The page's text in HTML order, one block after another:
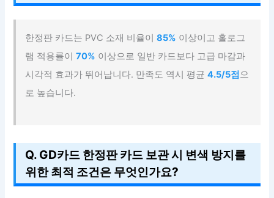
한정판 카드는 PVC 소재 비율이85% 이상이고 홀로그
램 적용률이70% 이상으로 일반 카드보다 고급 마감과
시각적 효과가 뛰어납니다. 만족도 역시 평균4.5/5점으
로 높습니다.
Q. GD카드 한정판 카드 보관 시 변색 방지를
위한 최적 조건은 무엇인가요?